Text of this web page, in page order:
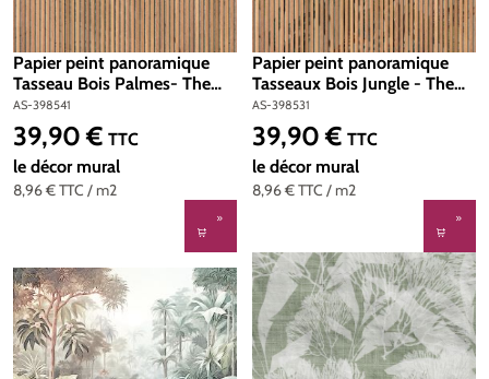
Papier peint panoramique
Tasseau Bois Palmes- The
Wall 3 d'A.S. Création | Réf.
AS-398541
AS-398541
8,96 €TTC / m2
Prix régulier :
39,90 € TTC
le décor mural
Papier peint panoramique
Tasseaux Bois Jungle - The
Wall 3 d'A.S. Création | Réf.
AS-398531
AS-398531
8,96 €TTC / m2
Prix régulier :
39,90 € TTC
le décor mural